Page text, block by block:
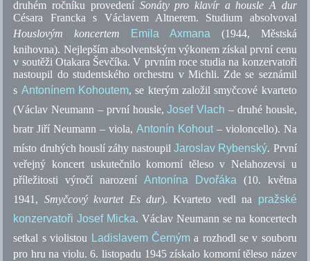
druhém ročníku provedení Sonáty pro klavír a housle A dur
Césara Francka s Václavem Altnerem. Studium absolvoval
Houslovým koncertem
Emila Axmana(1944, Městská
knihovna). Nejlepším absolventským výkonem získal první cenu
v soutěži Otakara Ševčíka. V prvním roce studia na konzervatoři
nastoupil do studentského orchestru v Michli. Zde se seznámil
s Antonínem Kohoutem, se kterým založil smyčcové kvarteto
(Václav Neumann – první housle,Josef Vlach – druhé housle,
bratr Jiří Neumann – viola, Antonín Kohout– violoncello). Na
místo druhých houslí záhy nastoupilJaroslav Rybenský. První
veřejný koncert uskutečnilo komorní těleso v Nelahozevsi u
příležitosti výročí narození Antonína Dvořáka(10. května
1941, Smyčcový kvartet Es dur). Kvarteto vedl na pražské
konzervatoři Josef Micka. Václav Neumann se na koncertech
setkal s violistou Ladislavem Černýma rozhodl se v souboru
pro hru na violu. 6. listopadu 1945 získalo komorní těleso název